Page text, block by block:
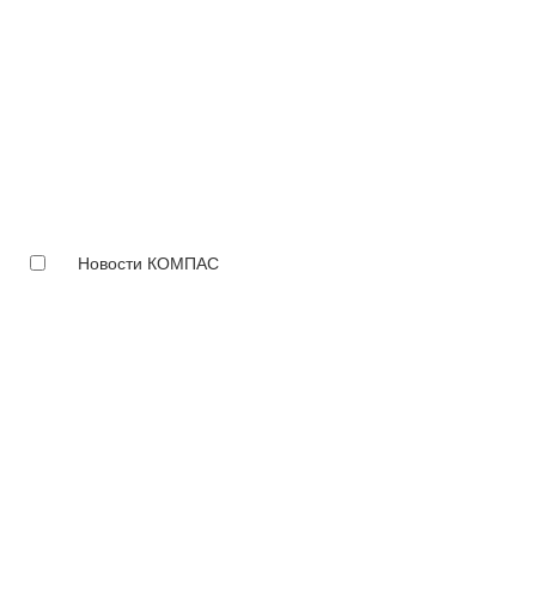
Новости КОМПАС